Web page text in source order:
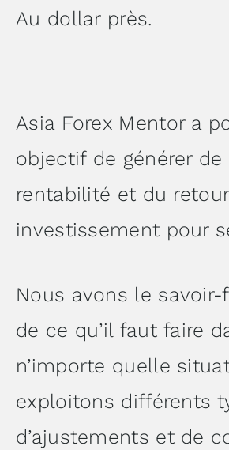
Au dollar près.
Asia Forex Mentor a
objectif de générer de
rentabilité et du
investissement pour
Nous avons le savoir-
de ce qu’il faut faire
n’importe quelle
exploitons différents
d’ajustements et de